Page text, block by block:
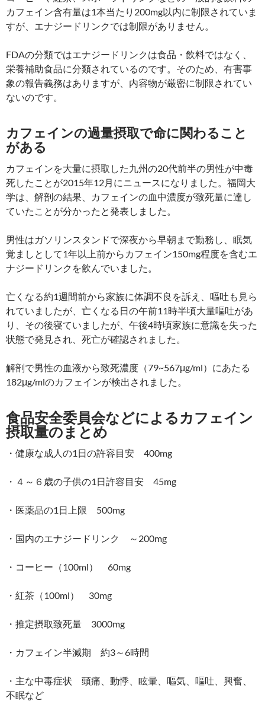
カフェイン含有量は1本当たり200mg以内に制限されていま
すが、エナジードリンクでは制限がありません。
FDAの分類ではエナジードリンクは食品・飲料ではなく、
栄養補助食品に分類されているのです。そのため、有害事
象の報告義務はありますが、内容物が厳密に制限されてい
ないのです。
カフェインの過量摂取で命に関わること
がある
カフェインを大量に摂取した九州の20代前半の男性が中毒
死したことが2015年12月にニュースになりました。福岡大
学は、解剖の結果、カフェインの血中濃度が致死量に達し
ていたことが分かったと発表しました。
男性はガソリンスタンドで深夜から早朝まで勤務し、眠気
覚ましとして1年以上前からカフェイン150mg程度を含むエ
ナジードリンクを飲んでいました。
亡くなる約1週間前から家族に体調不良を訴え、嘔吐も見ら
れていましたが、亡くなる日の午前11時半頃大量嘔吐があ
り、その後寝ていましたが、午後4時頃家族に意識を失った
状態で発見され、死亡が確認されました。
解剖で男性の血液から致死濃度（79~567μg/ml）にあたる
182μg/mlのカフェインが検出されました。
食品安全委員会などによるカフェイン
摂取量のまとめ
・健康な成人の1日の許容目安 400mg
・４～６歳の子供の1日許容目安 45mg
・医薬品の1日上限 500mg
・国内のエナジードリンク ～200mg
・コーヒー（100ml） 60mg
・紅茶（100ml） 30mg
・推定摂取致死量 3000mg
・カフェイン半減期 約3～6時間
・主な中毒症状 頭痛、動悸、眩暈、嘔気、嘔吐、興奮、
不眠など